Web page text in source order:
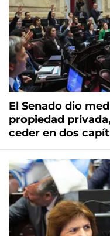
El Senado dio
propiedad
ceder en dos